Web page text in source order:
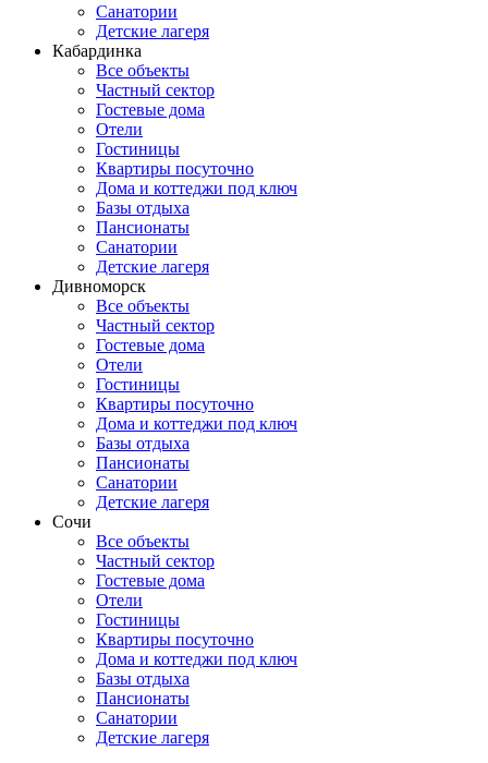
Санатории
Детские лагеря
Кабардинка
Все объекты
Частный сектор
Гостевые дома
Отели
Гостиницы
Квартиры посуточно
Дома и коттеджи под ключ
Базы отдыха
Пансионаты
Санатории
Детские лагеря
Дивноморск
Все объекты
Частный сектор
Гостевые дома
Отели
Гостиницы
Квартиры посуточно
Дома и коттеджи под ключ
Базы отдыха
Пансионаты
Санатории
Детские лагеря
Сочи
Все объекты
Частный сектор
Гостевые дома
Отели
Гостиницы
Квартиры посуточно
Дома и коттеджи под ключ
Базы отдыха
Пансионаты
Санатории
Детские лагеря